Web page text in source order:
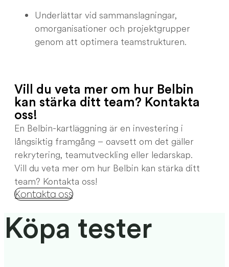
Underlättar vid sammanslagningar,
omorganisationer och projektgrupper
genom att optimera teamstrukturen.
Vill du veta mer om hur Belbin
kan stärka ditt team? Kontakta
oss!
En Belbin-kartläggning är en investering i
långsiktig framgång – oavsett om det gäller
rekrytering, teamutveckling eller ledarskap.
Vill du veta mer om hur Belbin kan stärka ditt
team? Kontakta oss!
Kontakta oss
Köpa tester